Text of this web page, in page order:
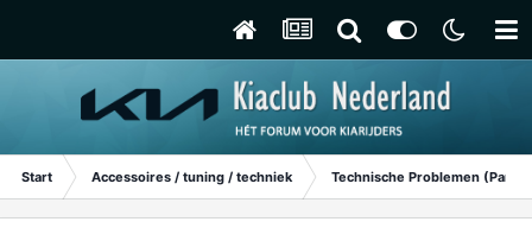
Start Accessoires / tuning / techniek Technische Problemen